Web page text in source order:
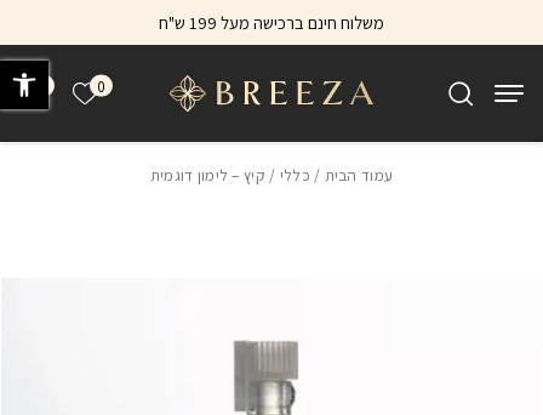
משלוח חינם ברכישה מעל 199 ש"ח
0 הרשימה
עמוד הבית / כללי / קיץ – לימון דוגמית